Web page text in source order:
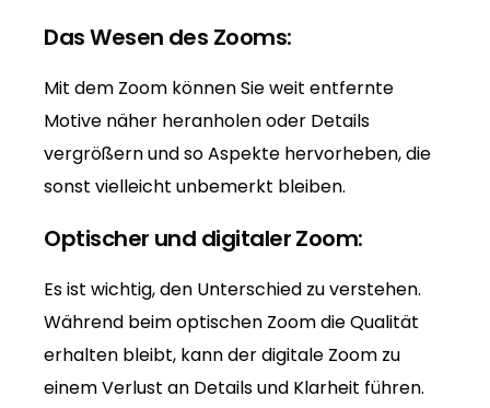
Das Wesen des Zooms:
Mit dem Zoom können Sie weit entfernte
Motive näher heranholen oder Details
vergrößern und so Aspekte hervorheben, die
sonst vielleicht unbemerkt bleiben.
Optischer und digitaler Zoom:
Es ist wichtig, den Unterschied zu verstehen.
Während beim optischen Zoom die Qualität
erhalten bleibt, kann der digitale Zoom zu
einem Verlust an Details und Klarheit führen.